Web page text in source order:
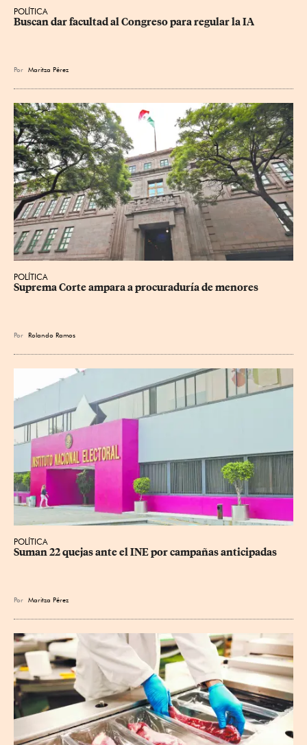
POLÍTICA
Buscan dar facultad al Congreso para regular la IA
Por Maritza Pérez
POLÍTICA
Suprema Corte ampara a procuraduría de menores
Por Rolando Ramos
POLÍTICA
Suman 22 quejas ante el INE por campañas anticipadas
Por Maritza Pérez